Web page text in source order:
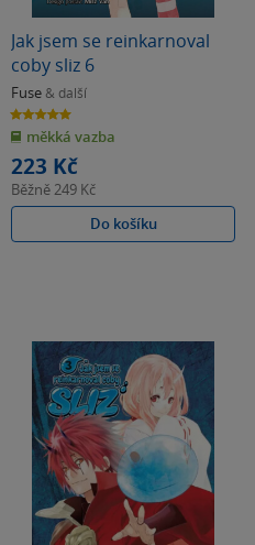
Jak jsem se reinkarnoval
coby sliz 6
Fuse & další
5.0
z
5
hvězdiček
měkká vazba
223 Kč
Běžně249 Kč
Do košíku